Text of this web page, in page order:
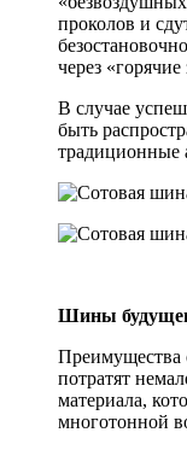
проколов и
через
В случае
быть
Шины
Преимущества
потратят
материала,
многотонной